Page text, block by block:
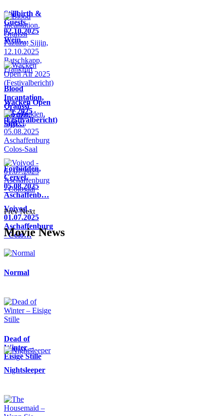
Stillbirth &
Guests,
02.10.2025
Wein…
Blood
Incantation,
Oranssi
Pazuzu,
Sijji…
Wacken Open
Air 2025
(Festivalbericht)
Forbidden,
Cervet,
05.08.2025
Aschaffenb…
Voivod -
01.07.2025
Aschaffenburg
- Colo…
Prev Next
Movie News
Normal
Dead of
Winter –
Eisige Stille
Nightsleeper